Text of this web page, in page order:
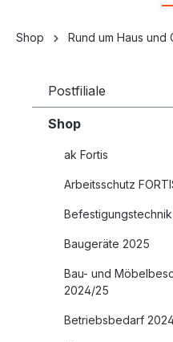
Shop Rund um Haus und
Postfiliale
Shop
ak Fortis
Arbeitsschutz
Baugeräte 2025
Bau- und
2024/25
Betriebsbedarf